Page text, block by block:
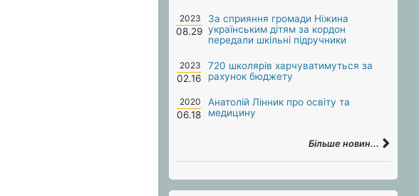
2023
08.29
За сприяння громади Ніжина
українським дітям за кордон
передали шкільні підручники
2023
02.16
720 школярів харчуватимуться за
рахунок бюджету
2020
06.18
Анатолій Лінник про освіту та
медицину
Більше новин...